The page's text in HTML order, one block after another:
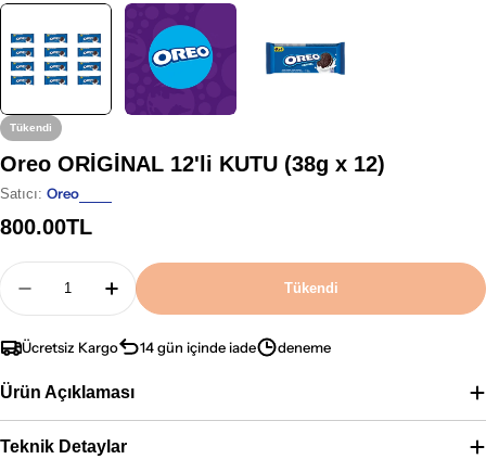
Tükendi
Oreo ORİGİNAL 12'li KUTU (38g x 12)
Satıcı: Oreo
Normal
800.00TL
Adet
Oreo ORİGİNAL 12&#39;li KUTU (38g X 12) Için
Oreo ORİGİNAL 12&#39;li KUTU (38g
Tükendi
Ücretsiz Kargo 14 gün içinde iade deneme
Ürün Açıklaması
Teknik Detaylar